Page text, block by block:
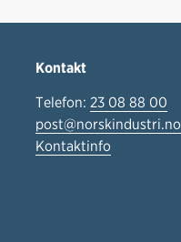
Kontakt
Telefon: 23 08 88 00
post@norskindustri.no
Kontaktinfo